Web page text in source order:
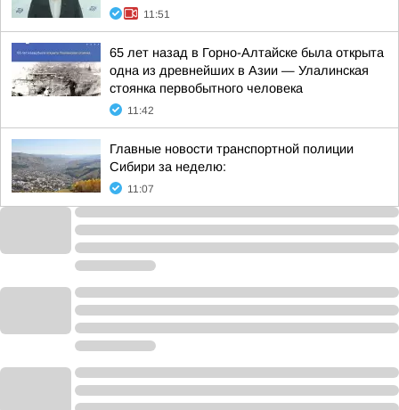
11:51
65 лет назад в Горно-Алтайске была открыта
одна из древнейших в Азии — Улалинская
стоянка первобытного человека
11:42
Главные новости транспортной полиции
Сибири за неделю:
11:07